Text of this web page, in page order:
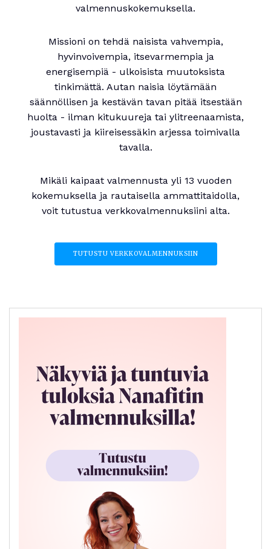
valmennuskokemuksella.
Missioni on tehdä naisista vahvempia,
hyvinvoivempia, itsevarmempia ja
energisempiä - ulkoisista muutoksista
tinkimättä. Autan naisia löytämään
säännöllisen ja kestävän tavan pitää itsestään
huolta - ilman kitukuureja tai ylitreenaamista,
joustavasti ja kiireisessäkin arjessa toimivalla
tavalla.
Mikäli kaipaat valmennusta yli 13 vuoden
kokemuksella ja rautaisella ammattitaidolla,
voit tutustua verkkovalmennuksiini alta.
TUTUSTU VERKKOVALMENNUKSIIN